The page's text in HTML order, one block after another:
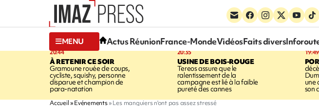
MENU Actus RéunionFrance-MondeVidéosFaits divers
20:44
À RETENIR CE SOIR
Gramoune rouée de coups,
cycliste, squishy, personne
disparue et champion de
para-natation
20:35
USINE DE BOIS-ROUGE
Tereos assure que le
ralentissement de la
campagne est lié à la faible
pureté des cannes
19:49
une
son
Accueil Evénements Les manguiers n'ont pas assez stressé